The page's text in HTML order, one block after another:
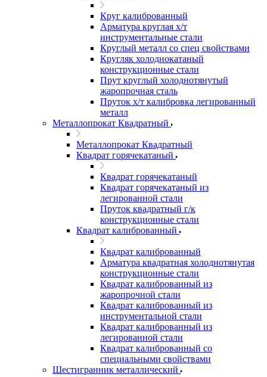
Круг калиброванный
Арматура круглая х/т
инструментальные стали
Круглый металл со спец свойствами
Кругляк холоднокатаный
конструкционные стали
Прут круглый холоднотянутый
жаропрочная сталь
Пруток х/т калибровка легированный
металл
Металлопрокат Квадратный
Металлопрокат Квадратный
Квадрат горячекатаный
Квадрат горячекатаный
Квадрат горячекатаный из
легированной стали
Пруток квадратный г/к
конструкционные стали
Квадрат калиброванный
Квадрат калиброванный
Арматура квадратная холоднотянутая
конструкционные стали
Квадрат калиброванный из
жаропрочной стали
Квадрат калиброванный из
инструментальной стали
Квадрат калиброванный из
легированной стали
Квадрат калиброванный со
специальными свойствами
Шестигранник металлический